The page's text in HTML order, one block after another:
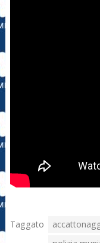
Taggato